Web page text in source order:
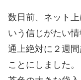
数日前、ネット
いう信じがたい
通上絶対に２週
ことにしました